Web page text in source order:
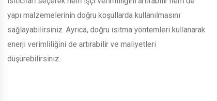
yapı malzemelerinin doğru koşullarda kullanılmasını
sağlayabilirsiniz. Ayrıca, doğru ısıtma yöntemleri kullanarak
enerji verimliliğini de artırabilir ve maliyetleri
düşürebilirsiniz.